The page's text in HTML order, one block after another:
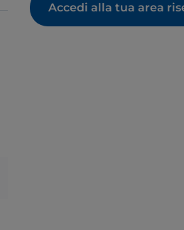
Accedi alla tua area